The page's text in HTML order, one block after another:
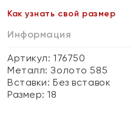
Как узнать свой размер
Информация
Артикул: 176750
Металл:Золото 585
Вставки:Без вставок
Размер:18